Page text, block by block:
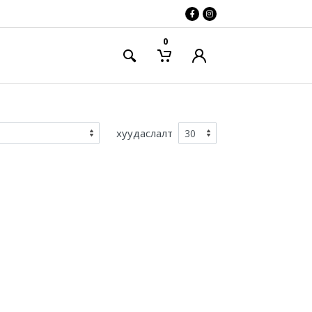
0
хуудаслалт